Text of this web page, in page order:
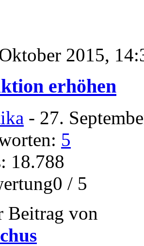
2015,
erhöhen
- 27.
5
18.788
/ 5
Beitrag von